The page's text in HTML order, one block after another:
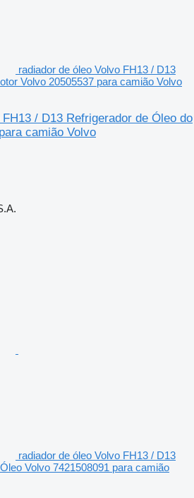
radiador de óleo Volvo FH13 / D13
Volvo 20505537 para camião Volvo
/ D13 Refrigerador de Óleo do
camião Volvo
radiador de óleo Volvo FH13 / D13
Volvo 7421508091 para camião